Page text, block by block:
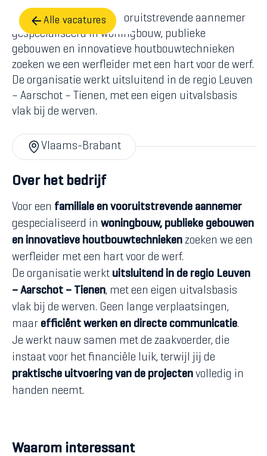
Alle vacatures
Voor een familiale en vooruitstrevende aannemer
gespecialiseerd in woningbouw, publieke
gebouwen en innovatieve houtbouwtechnieken
zoeken we een werfleider met een hart voor de werf.
De organisatie werkt uitsluitend in de regio Leuven
– Aarschot – Tienen, met een eigen uitvalsbasis
vlak bij de werven.
Vlaams-Brabant
Over het bedrijf
Voor een familiale en vooruitstrevende aannemer
gespecialiseerd in woningbouw, publieke gebouwen
en innovatieve houtbouwtechnieken zoeken we een
werfleider met een hart voor de werf.
De organisatie werkt uitsluitend in de regio Leuven
– Aarschot – Tienen, met een eigen uitvalsbasis
vlak bij de werven. Geen lange verplaatsingen,
maar efficiënt werken en directe communicatie.
Je werkt nauw samen met de zaakvoerder, die
instaat voor het financiële luik, terwijl jij de
praktische uitvoering van de projecten volledig in
handen neemt.
Waarom interessant